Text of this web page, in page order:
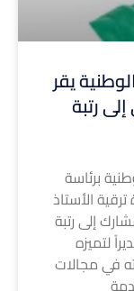
يقر
رتبة
برئاسة
الأستاذ
إلى رتبة
لتميزه
في مجالات